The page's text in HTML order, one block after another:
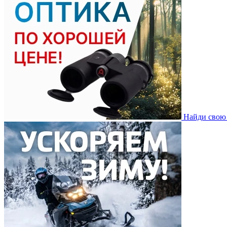
Найди свою